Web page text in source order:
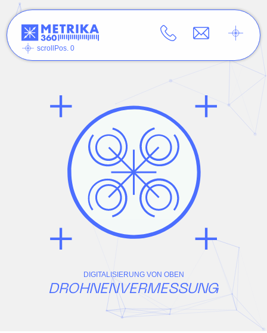
scrollPos. 0
DIGITALISIERUNG VON OBEN
DROHNENVERMESSUNG